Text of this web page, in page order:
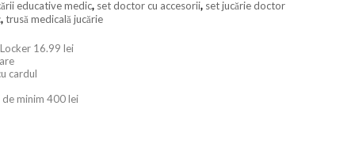
educative medic, set doctor cu accesorii, set jucărie doctor
,trusă medicală jucărie
16.99 lei
cardul
minim 400 lei